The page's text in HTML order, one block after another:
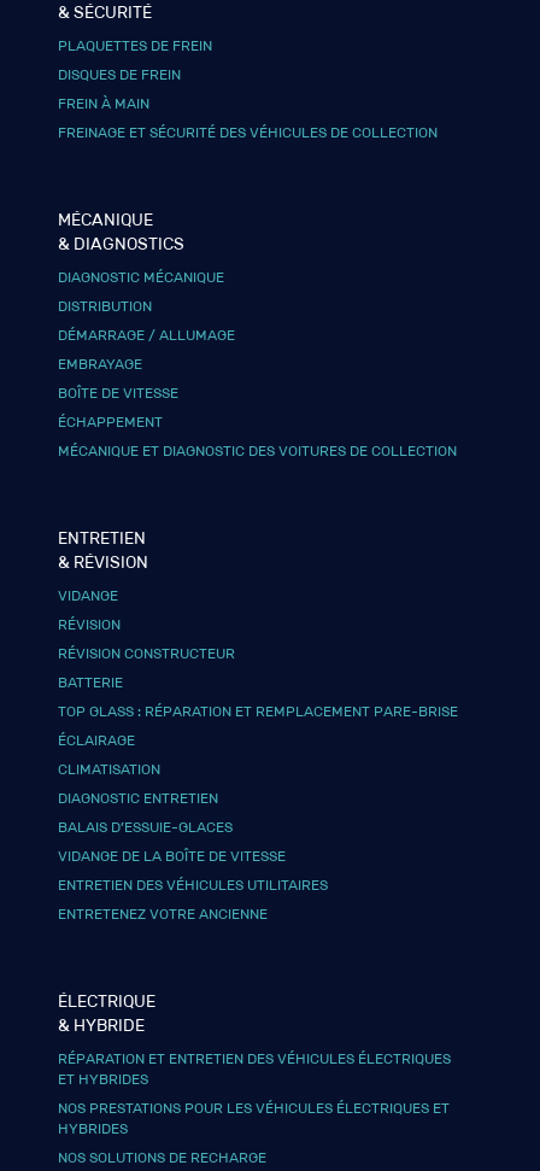
& SÉCURITÉ
PLAQUETTES DE FREIN
DISQUES DE FREIN
FREIN À MAIN
FREINAGE ET SÉCURITÉ DES VÉHICULES DE COLLECTION
MÉCANIQUE
& DIAGNOSTICS
DIAGNOSTIC MÉCANIQUE
DISTRIBUTION
DÉMARRAGE / ALLUMAGE
EMBRAYAGE
BOÎTE DE VITESSE
ÉCHAPPEMENT
MÉCANIQUE ET DIAGNOSTIC DES VOITURES DE COLLECTION
ENTRETIEN
& RÉVISION
VIDANGE
RÉVISION
RÉVISION CONSTRUCTEUR
BATTERIE
TOP GLASS : RÉPARATION ET REMPLACEMENT PARE-BRISE
ÉCLAIRAGE
CLIMATISATION
DIAGNOSTIC ENTRETIEN
BALAIS D’ESSUIE-GLACES
VIDANGE DE LA BOÎTE DE VITESSE
ENTRETIEN DES VÉHICULES UTILITAIRES
ENTRETENEZ VOTRE ANCIENNE
ÉLECTRIQUE
& HYBRIDE
RÉPARATION ET ENTRETIEN DES VÉHICULES ÉLECTRIQUES
ET HYBRIDES
NOS PRESTATIONS POUR LES VÉHICULES ÉLECTRIQUES ET
HYBRIDES
NOS SOLUTIONS DE RECHARGE